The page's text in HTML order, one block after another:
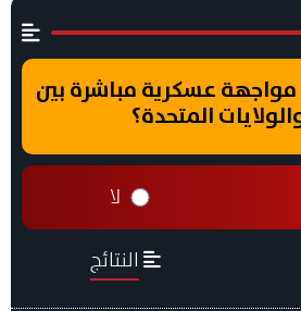
مواجهة عسكرية مباشرة بين
المتحدة؟
لا
النتائج